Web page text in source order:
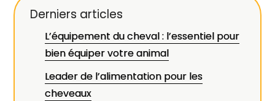
Derniers articles
L’équipement du cheval : l’essentiel pour
bien équiper votre animal
Leader de l’alimentation pour les
cheveaux